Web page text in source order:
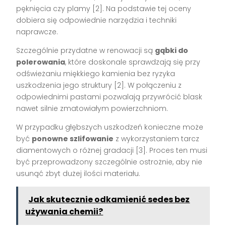
pęknięcia czy plamy [2]. Na podstawie tej oceny
dobiera się odpowiednie narzędzia i techniki
naprawcze.
Szczególnie przydatne w renowacji są gąbki do
polerowania, które doskonale sprawdzają się przy
odświeżaniu miękkiego kamienia bez ryzyka
uszkodzenia jego struktury [2]. W połączeniu z
odpowiednimi pastami pozwalają przywrócić blask
nawet silnie zmatowiałym powierzchniom.
W przypadku głębszych uszkodzeń konieczne może
być ponowne szlifowanie z wykorzystaniem tarcz
diamentowych o różnej gradacji [3]. Proces ten musi
być przeprowadzony szczególnie ostrożnie, aby nie
usunąć zbyt dużej ilości materiału.
Jak skutecznie odkamienić sedes bez
używania chemii?